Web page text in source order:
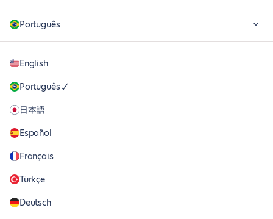
Português
English
Português
日本語
Español
Français
Türkçe
Deutsch